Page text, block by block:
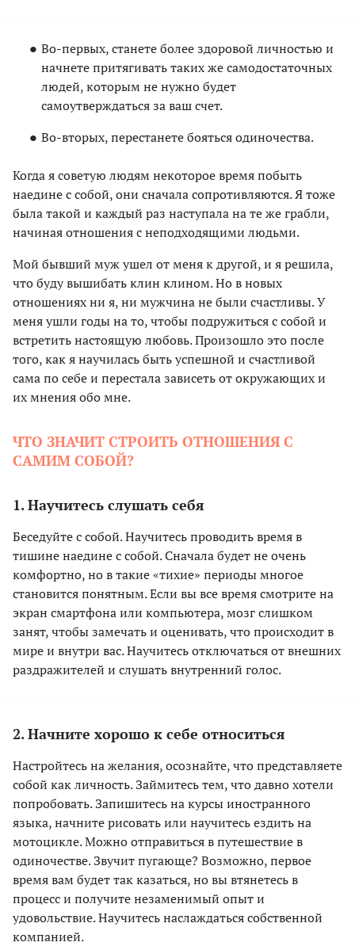
Во-первых, станете более здоровой личностью и
начнете притягивать таких же самодостаточных
людей, которым не нужно будет
самоутверждаться за ваш счет.
Во-вторых, перестанете бояться одиночества.
Когда я советую людям некоторое время побыть
наедине с собой, они сначала сопротивляются. Я тоже
была такой и каждый раз наступала на те же грабли,
начиная отношения с неподходящими людьми.
Мой бывший муж ушел от меня к другой, и я решила,
что буду вышибать клин клином. Но в новых
отношениях ни я, ни мужчина не были счастливы. У
меня ушли годы на то, чтобы подружиться с собой и
встретить настоящую любовь. Произошло это после
того, как я научилась быть успешной и счастливой
сама по себе и перестала зависеть от окружающих и
их мнения обо мне.
ЧТО ЗНАЧИТ СТРОИТЬ ОТНОШЕНИЯ С
САМИМ СОБОЙ?
1. Научитесь слушать себя
Беседуйте с собой. Научитесь проводить время в
тишине наедине с собой. Сначала будет не очень
комфортно, но в такие «тихие» периоды многое
становится понятным. Если вы все время смотрите на
экран смартфона или компьютера, мозг слишком
занят, чтобы замечать и оценивать, что происходит в
мире и внутри вас. Научитесь отключаться от внешних
раздражителей и слушать внутренний голос.
2. Начните хорошо к себе относиться
Настройтесь на желания, осознайте, что представляете
собой как личность. Займитесь тем, что давно хотели
попробовать. Запишитесь на курсы иностранного
языка, начните рисовать или научитесь ездить на
мотоцикле. Можно отправиться в путешествие в
одиночестве. Звучит пугающе? Возможно, первое
время вам будет так казаться, но вы втянетесь в
процесс и получите незаменимый опыт и
удовольствие. Научитесь наслаждаться собственной
компанией.